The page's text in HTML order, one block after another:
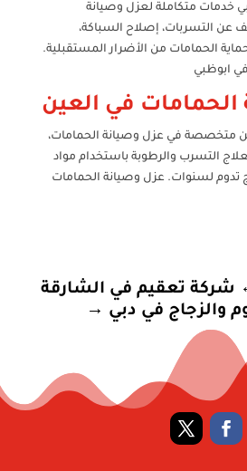
خدمات متكاملة لعزل وصيانة
التسربات، إصلاح السباكة،
الحمامات من الأضرار المستقبلية.
ابوظبي
في العين
متخصصة في عزل وصيانة الحمامات،
التسرب والرطوبة باستخدام مواد
تدوم لسنوات. عزل وصيانة الحمامات
شركة تعقيم في الشارقة
والزجاج في دبي →